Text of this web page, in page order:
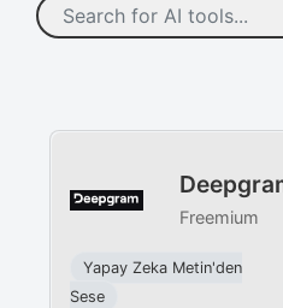
Freemium
Yapay Zeka Metin'den
Sese